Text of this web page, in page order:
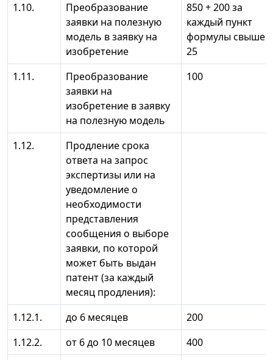
1.10.
Преобразование
заявки на полезную
модель в заявку на
изобретение
850 + 200 за
каждый пункт
формулы свыше
25
1.11.
Преобразование
заявки на
изобретение в заявку
на полезную модель
100
1.12.
Продление срока
ответа на запрос
экспертизы или на
уведомление о
необходимости
представления
сообщения о выборе
заявки, по которой
может быть выдан
патент (за каждый
месяц продления):
1.12.1.
до 6 месяцев
200
1.12.2.
от 6 до 10 месяцев
400